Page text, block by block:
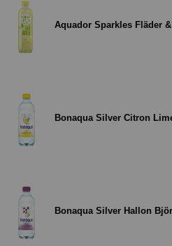
Aquador Sparkles Fläder
Bonaqua Silver Citron
Bonaqua Silver Hallon